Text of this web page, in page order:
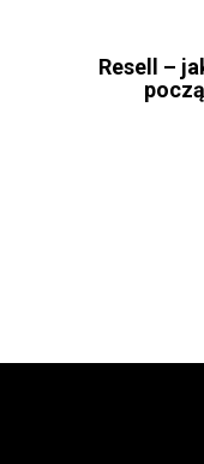
Resell –